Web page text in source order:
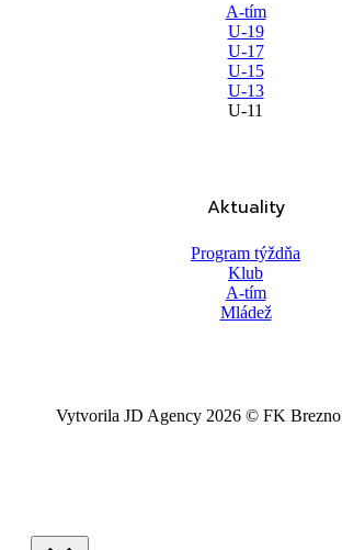
A-tím
U-19
U-17
U-15
U-13
U-11
Aktuality
Program týždňa
Klub
A-tím
Mládež
Vytvorila JD Agency 2026 © FK Brezno